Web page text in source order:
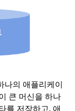
의 애플리케이
큰 머신을 하나
를 저장하고, 애